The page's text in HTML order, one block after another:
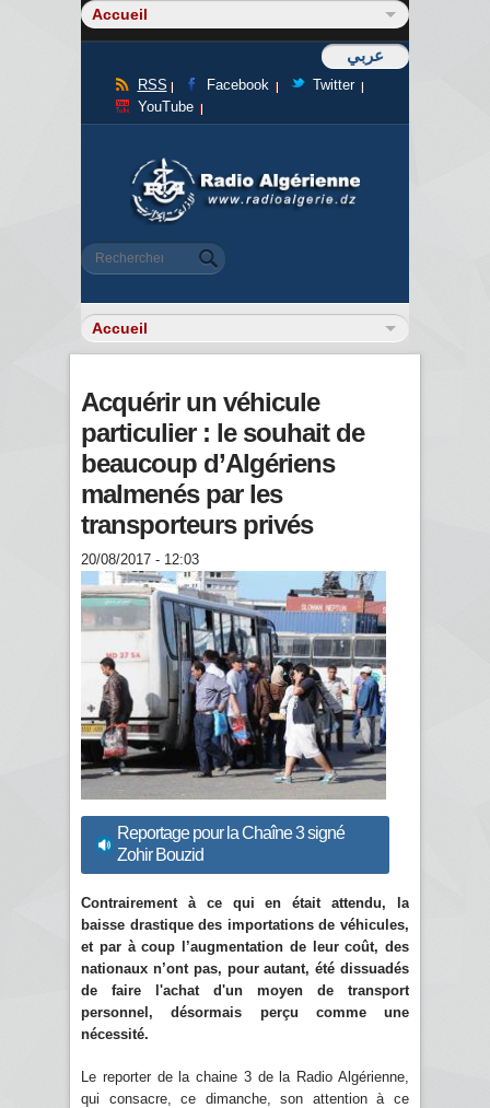
عربي
RSS Facebook
Twitter
YouTube
Formulaire de recherche
Rechercher
Acquérir un véhicule
particulier : le souhait de
beaucoup d’Algériens
malmenés par les
transporteurs privés
20/08/2017 - 12:03
Reportage pour la Chaîne 3 signé
Zohir Bouzid
Contrairement à ce qui en était attendu, la
baisse drastique des importations de véhicules,
et par à coup l’augmentation de leur coût, des
nationaux n’ont pas, pour autant, été dissuadés
de faire l'achat d'un moyen de transport
personnel, désormais perçu comme une
nécessité.
Le reporter de la chaine 3 de la Radio Algérienne,
qui consacre, ce dimanche, son attention à ce